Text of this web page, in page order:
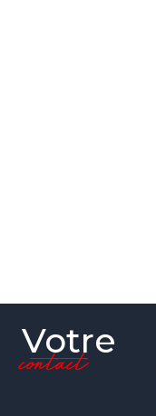
Votre
contact